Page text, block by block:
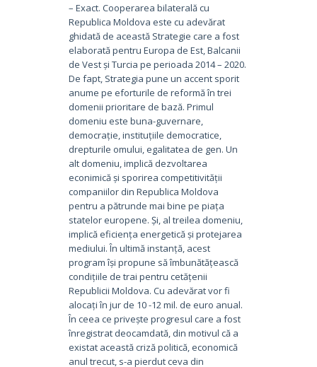
– Exact. Cooperarea bilaterală cu
Republica Moldova este cu adevărat
ghidată de această Strategie care a fost
elaborată pentru Europa de Est, Balcanii
de Vest și Turcia pe perioada 2014 – 2020.
De fapt, Strategia pune un accent sporit
anume pe eforturile de reformă în trei
domenii prioritare de bază. Primul
domeniu este buna-guvernare,
democrație, instituțiile democratice,
drepturile omului, egalitatea de gen. Un
alt domeniu, implică dezvoltarea
econimică și sporirea competitivității
companiilor din Republica Moldova
pentru a pătrunde mai bine pe piața
statelor europene. Și, al treilea domeniu,
implică eficiența energetică și protejarea
mediului. În ultimă instanță, acest
program își propune să îmbunătățească
condițiile de trai pentru cetățenii
Republicii Moldova. Cu adevărat vor fi
alocați în jur de 10 -12 mil. de euro anual.
În ceea ce privește progresul care a fost
înregistrat deocamdată, din motivul că a
existat această criză politică, economică
anul trecut, s-a pierdut ceva din